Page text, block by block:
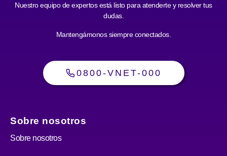
Nuestro equipo de expertos está listo para atenderte y resolver tus
dudas.
Mantengámonos siempre conectados.
0800-VNET-000
Sobre nosotros
Sobre nosotros